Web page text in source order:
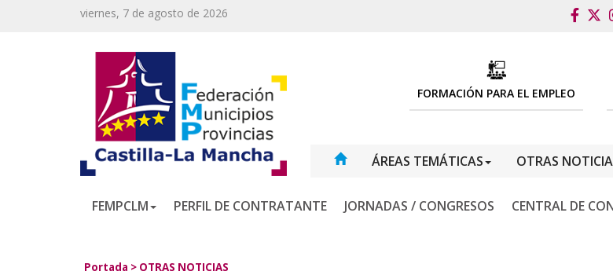
viernes, 7 de agosto de 2026
FORMACIÓN PARA EL EMPLEO
ÁREAS TEMÁTICAS OTRAS
FEMPCLM PERFIL DE CONTRATANTE JORNADAS / CONGRESOS CENTRAL DE
Portada > OTRAS NOTICIAS